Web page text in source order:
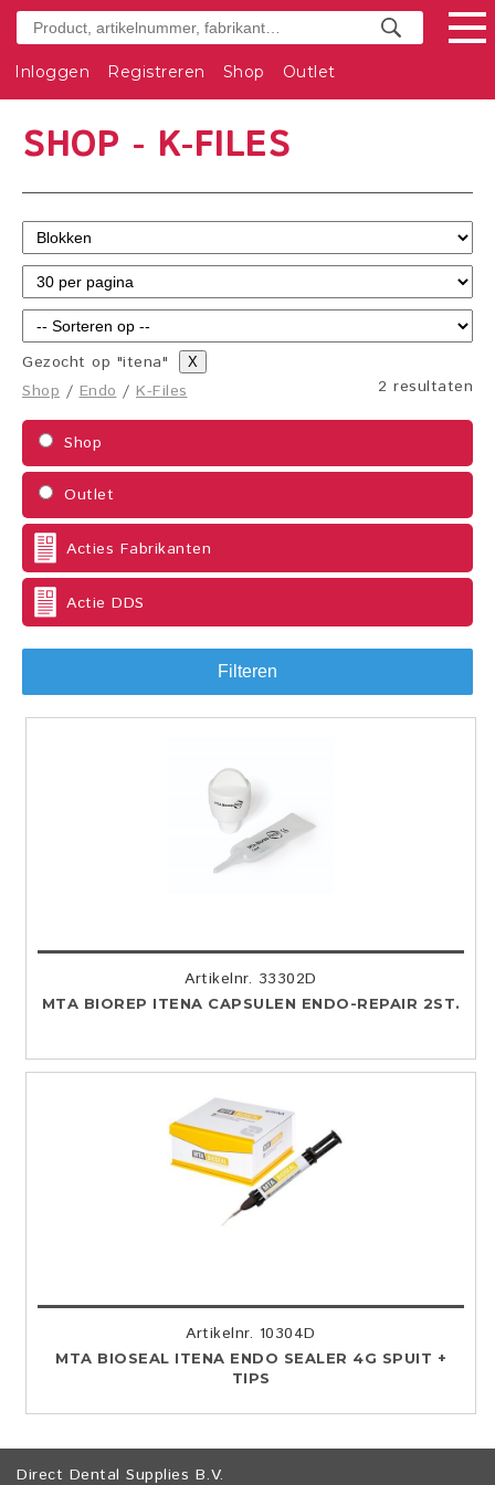
Inloggen Registreren Shop Outlet
SHOP - K-FILES
Gezocht op "itena" X
2 resultaten
Shop /Endo/ K-Files
Shop
Outlet
Acties Fabrikanten
Actie DDS
Filteren
Artikelnr. 33302D
MTA BIOREP ITENA CAPSULEN ENDO-REPAIR 2ST.
Artikelnr. 10304D
MTA BIOSEAL ITENA ENDO SEALER 4G SPUIT +
TIPS
Direct Dental Supplies B.V.